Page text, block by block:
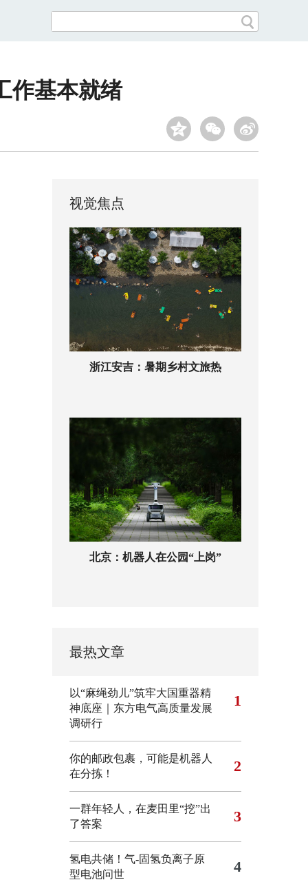
作基本就绪
视觉焦点
浙江安吉：暑期乡村文旅热
北京：机器人在公园“上岗”
最热文章
以“麻绳劲儿”筑牢大国重器精
神底座｜东方电气高质量发展
调研行
1
你的邮政包裹，可能是机器人
在分拣！
2
一群年轻人，在麦田里“挖”出
了答案
3
氢电共储！气-固氢负离子原
型电池问世
4